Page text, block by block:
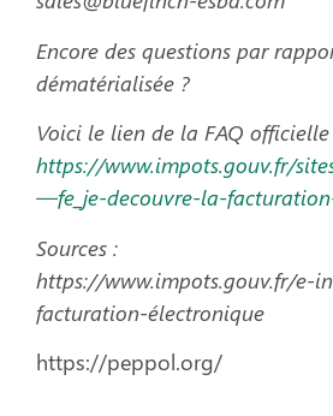
Encore des questions par
dématérialisée ?
Voici le lien de la FAQ
https://www.impots.gouv.fr/
—fe_je-decouvre-la-
Sources :
https://www.impots.gouv.fr/e-
facturation-électronique
https://peppol.org/